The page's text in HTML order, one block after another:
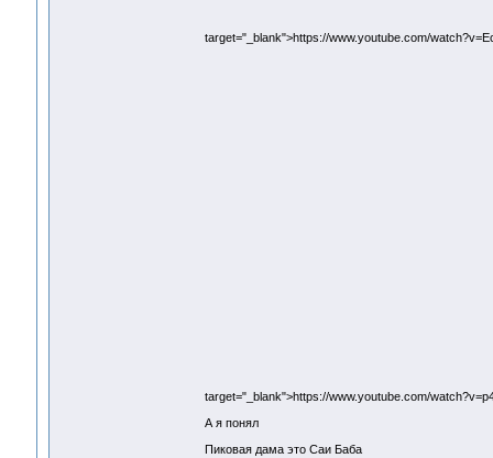
target="_blank">https://www.youtube.com/
target="_blank">https://www.youtube.com/
А я понял
Пиковая дама это Саи Баба